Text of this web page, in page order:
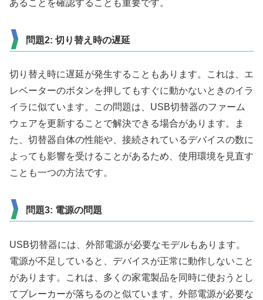
あることを確認することも重要です。
問題2: 切り替え時の遅延
切り替え時に遅延が発生することもあります。これは、エ
レベーターのボタンを押してもすぐに動かないときのイラ
イラに似ています。この問題は、USB切替器のファーム
ウェアを更新することで解決できる場合があります。ま
た、切替器自体の性能や、接続されているデバイスの数に
よっても影響を受けることがあるため、使用環境を見直す
ことも一つの方法です。
問題3: 電源の問題
USB切替器には、外部電源が必要なモデルもあります。
電源が不足していると、デバイスが正常に動作しないこと
があります。これは、多くの家電製品を同時に使おうとし
てブレーカーが落ちるのと似ています。外部電源が必要な